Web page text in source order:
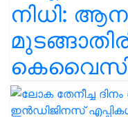
നിധി:
കെവൈസി